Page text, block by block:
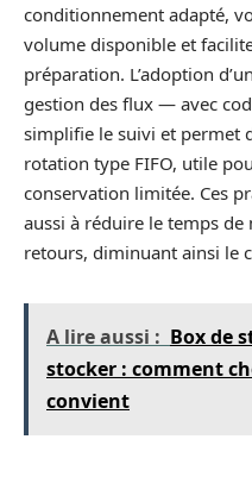
conditionnement adapté,
volume disponible et
préparation. L’adoption
gestion des flux — avec
simplifie le suivi et permet
rotation type FIFO, utile
conservation limitée. Ces
aussi à réduire le temps
retours, diminuant ainsi le
A lire aussi : Box de
stocker : comment
convient